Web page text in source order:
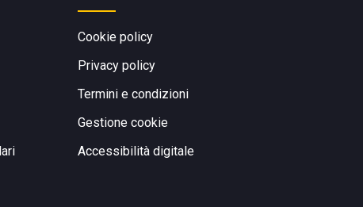
Cookie policy
Privacy policy
Termini e condizioni
Gestione cookie
Accessibilità digitale